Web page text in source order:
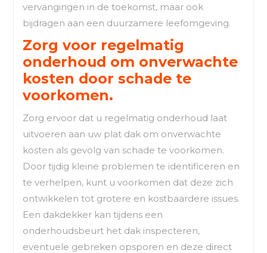
vervangingen in de toekomst, maar ook
bijdragen aan een duurzamere leefomgeving.
Zorg voor regelmatig
onderhoud om onverwachte
kosten door schade te
voorkomen.
Zorg ervoor dat u regelmatig onderhoud laat
uitvoeren aan uw plat dak om onverwachte
kosten als gevolg van schade te voorkomen.
Door tijdig kleine problemen te identificeren en
te verhelpen, kunt u voorkomen dat deze zich
ontwikkelen tot grotere en kostbaardere issues.
Een dakdekker kan tijdens een
onderhoudsbeurt het dak inspecteren,
eventuele gebreken opsporen en deze direct